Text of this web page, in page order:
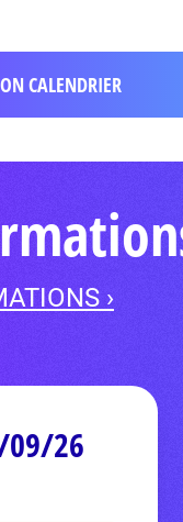
CALENDRIER
›
26